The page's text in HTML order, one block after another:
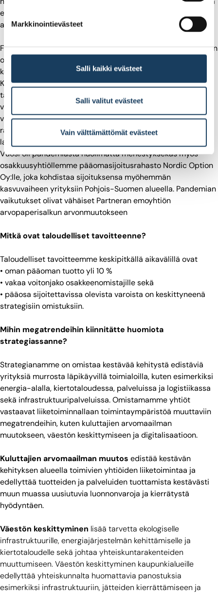
Markkinointievästeet
Salli kaikki evästeet
Salli valitut evästeet
Vain välttämättömät evästeet
emoyhtiön likvidien varojen hallintaan liittyvän
arvopaperimyynnin ansiosta.
Foamit Groupin vaahtolasiliiketoiminnan liikevaihdosta suurin
osa tulee vakaasti kehittyvästä infrarakentamisesta, johon
koronapandemialla ei ollut huomattavaa vaikutusta.
Koronapandemialla oli negatiivista vaikutusta
talorakentamiseen loppuvuodesta, mutta tästä huolimatta
vaahtolasiliiketoiminnan liikevaihto kasvoi merkittävästi
vuonna 2020. Koronapandemian vaikutukset
ravintolaliiketoimintaan vähensivät lasijätettä, mikä heikensi
lasiliiketoiminnan raaka-aineiden saatavuutta Suomessa.
Vuosi oli pandemiasta huolimatta menestyksekäs myös
osakkuusyhtiöllemme pääomasijoitusrahasto Nordic Option
Oy:lle, joka kohdistaa sijoituksensa myöhemmän
kasvuvaiheen yrityksiin Pohjois-Suomen alueella. Pandemian
vaikutukset olivat vähäiset Partneran emoyhtiön
arvopaperisalkun arvonmuutokseen
Mitkä ovat taloudelliset tavoitteenne?
Taloudelliset tavoitteemme keskipitkällä aikavälillä ovat
• oman pääoman tuotto yli 10 %
• vakaa voitonjako osakkeenomistajille sekä
• pääosa sijoitettavissa olevista varoista on keskittyneenä
strategisiin omistuksiin.
Mihin megatrendeihin kiinnitätte huomiota
strategiassanne?
Strategianamme on omistaa kestävää kehitystä edistäviä
yrityksiä murrosta läpikäyvillä toimialoilla, kuten esimerkiksi
energia-alalla, kiertotaloudessa, palveluissa ja logistiikassa
sekä infrastruktuuripalveluissa. Omistamamme yhtiöt
vastaavat liiketoiminnallaan toimintaympäristöä muuttaviin
megatrendeihin, kuten kuluttajien arvomaailman
muutokseen, väestön keskittymiseen ja digitalisaatioon.
Kuluttajien arvomaailman muutos edistää kestävän
kehityksen alueella toimivien yhtiöiden liiketoimintaa ja
edellyttää tuotteiden ja palveluiden tuottamista kestävästi
muun muassa uusiutuvia luonnonvaroja ja kierrätystä
hyödyntäen.
Väestön keskittyminen lisää tarvetta ekologiselle
infrastruktuurille, energiajärjestelmän kehittämiselle ja
kiertotaloudelle sekä johtaa yhteiskuntarakenteiden
muuttumiseen. Väestön keskittyminen kaupunkialueille
edellyttää yhteiskunnalta huomattavia panostuksia
esimerkiksi infrastruktuuriin, jätteiden kierrättämiseen ja